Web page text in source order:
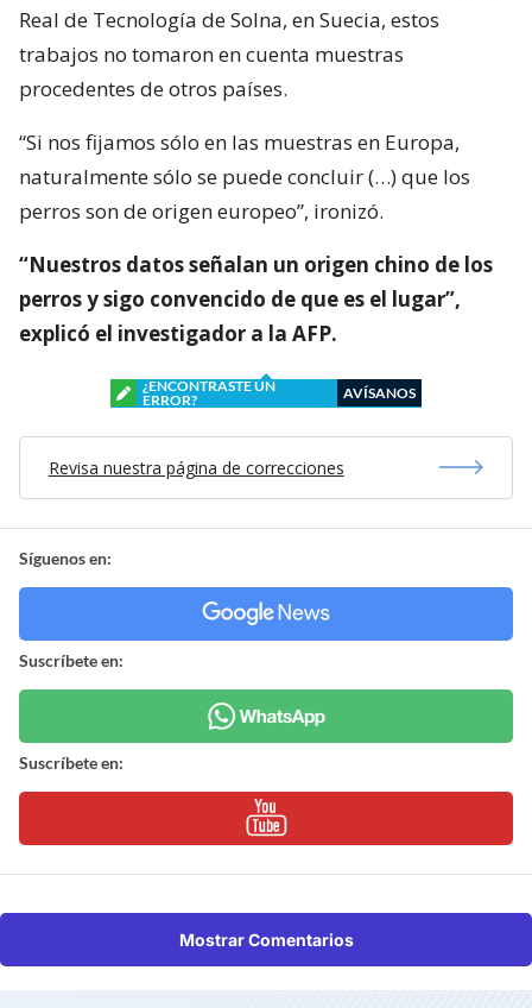
Real de Tecnología de Solna, en Suecia, estos
trabajos no tomaron en cuenta muestras
procedentes de otros países.
“Si nos fijamos sólo en las muestras en Europa,
naturalmente sólo se puede concluir (…) que los
perros son de origen europeo”, ironizó.
“Nuestros datos señalan un origen chino de los
perros y sigo convencido de que es el lugar”,
explicó el investigador a la AFP.
¿ENCONTRASTE UN
ERROR?
AVÍSANOS
Revisa nuestra página de correcciones
Síguenos en:
Suscríbete en:
Suscríbete en:
Mostrar Comentarios